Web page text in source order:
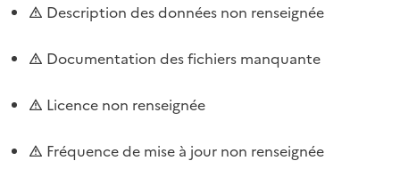
Description des données non renseignée
Documentation des fichiers manquante
Licence non renseignée
Fréquence de mise à jour non renseignée